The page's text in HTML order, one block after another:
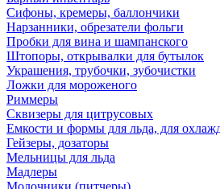
Сифоны, кремеры, баллончики
Нарзанники, обрезатели фольги
Пробки для вина и шампанского
Штопоры, открывалки для бутылок
Украшения, трубочки, зубочистки
Ложки для мороженого
Риммеры
Сквизеры для цитрусовых
Емкости и формы для льда, для
Гейзеры, дозаторы
Мельницы для льда
Мадлеры
Молочники (питчеры)